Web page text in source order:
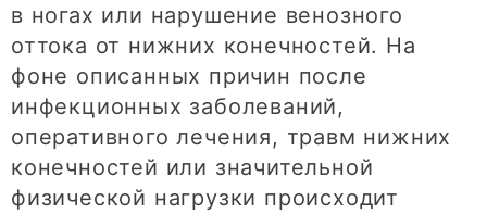
в ногах или нарушение венозного
оттока от нижних конечностей. На
фоне описанных причин после
инфекционных заболеваний,
оперативного лечения, травм нижних
конечностей или значительной
физической нагрузки происходит